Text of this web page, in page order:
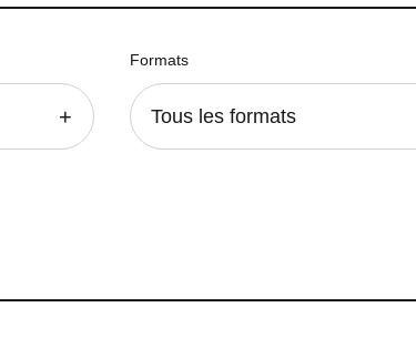
Formats
Tous les formats